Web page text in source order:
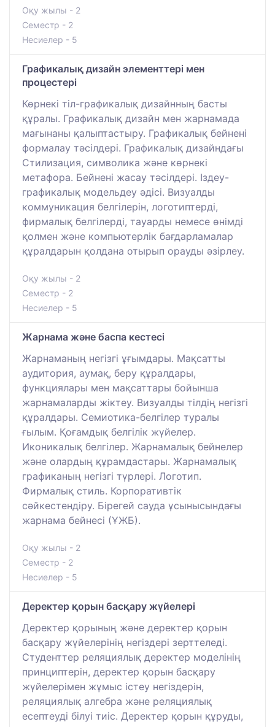
Оқу жылы - 2
Семестр - 2
Несиелер - 5
Графикалық дизайн элементтері мен
процестері
Көрнекі тіл-графикалық дизайнның басты
құралы. Графикалық дизайн мен жарнамада
мағынаны қалыптастыру. Графикалық бейнені
формалау тәсілдері. Графикалық дизайндағы
Стилизация, символика және көрнекі
метафора. Бейнені жасау тәсілдері. Іздеу-
графикалық модельдеу әдісі. Визуалды
коммуникация белгілерін, логотиптерді,
фирмалық белгілерді, тауарды немесе өнімді
қолмен және компьютерлік бағдарламалар
құралдарын қолдана отырып орауды әзірлеу.
Оқу жылы - 2
Семестр - 2
Несиелер - 5
Жарнама және баспа кестесі
Жарнаманың негізгі ұғымдары. Мақсатты
аудитория, аумақ, беру құралдары,
функциялары мен мақсаттары бойынша
жарнамаларды жіктеу. Визуалды тілдің негізгі
құралдары. Семиотика-белгілер туралы
ғылым. Қоғамдық белгілік жүйелер.
Иконикалық белгілер. Жарнамалық бейнелер
және олардың құрамдастары. Жарнамалық
графиканың негізгі түрлері. Логотип.
Фирмалық стиль. Корпоративтік
сәйкестендіру. Бірегей сауда ұсынысындағы
жарнама бейнесі (ҰЖБ).
Оқу жылы - 2
Семестр - 2
Несиелер - 5
Деректер қорын басқару жүйелері
Деректер қорының және деректер қорын
басқару жүйелерінің негіздері зерттеледі.
Студенттер реляциялық деректер моделінің
принциптерін, деректер қорын басқару
жүйелерімен жұмыс істеу негіздерін,
реляциялық алгебра және реляциялық
есептеуді білуі тиіс. Деректер қорын құруды,